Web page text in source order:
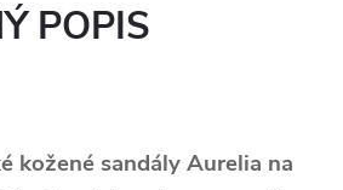
POPIS
kožené sandály Aurelia na